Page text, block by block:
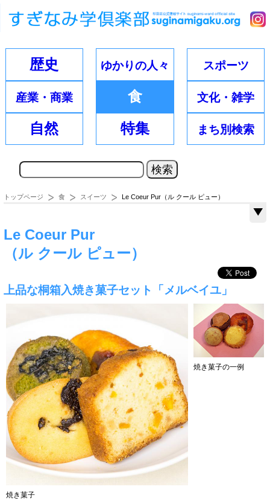
歴史 ゆかりの人々 スポーツ
産業・ 商業 食 文化・雑学
自然 特集 まち別検索
トップページ 食 スイーツ Le Coeur Pur（ル クール ピュー）
Le Coeur Pur
（ル クール ピュー）
上品な桐箱入焼き菓子セット「メルベイユ」
焼き菓子
焼き菓子の一例